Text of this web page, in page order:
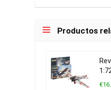
Productos